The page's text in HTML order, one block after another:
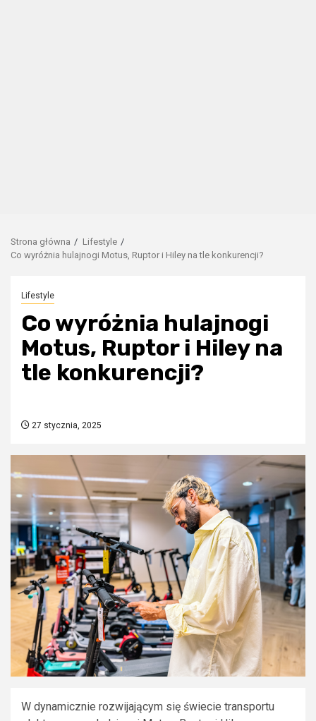
Strona główna
Lifestyle
Co wyróżnia hulajnogi Motus, Ruptor i Hiley na tle konkurencji?
Lifestyle
Co wyróżnia hulajnogi
Motus, Ruptor i Hiley na
tle konkurencji?
27 stycznia, 2025
W dynamicznie rozwijającym się świecie transportu